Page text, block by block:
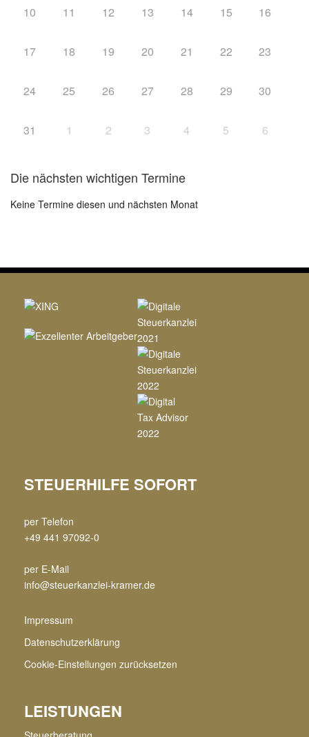
10 11 12 13 14 15 16
17 18 19 20 21 22 23
24 25 26 27 28 29 30
31 1 2 3 4 5 6
Die nächsten wichtigen Termine
Keine Termine diesen und nächsten Monat
STEUERHILFE SOFORT
per Telefon
+49 441 97092-0
per E-Mail
info@steuerkanzlei-kramer.de
Impressum
Datenschutzerklärung
Cookie-Einstellungen zurücksetzen
LEISTUNGEN